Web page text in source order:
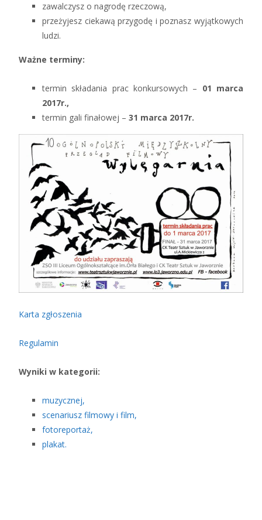
zawalczysz o nagrodę rzeczową,
przeżyjesz ciekawą przygodę i poznasz wyjątkowych
ludzi.
Ważne terminy:
termin składania prac konkursowych – 01 marca
2017r.,
termin gali finałowej – 31 marca 2017r.
Karta zgłoszenia
Regulamin
Wyniki w kategorii:
muzycznej,
scenariusz filmowy i film,
fotoreportaż,
plakat.